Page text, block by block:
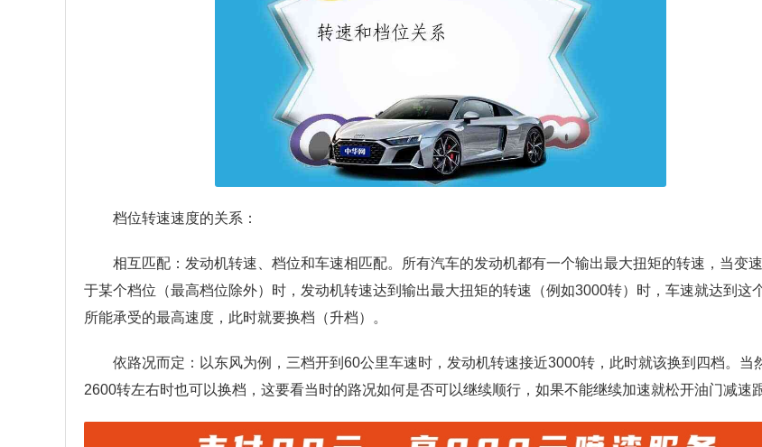
档位转速速度的关系：
相互匹配：发动机转速、档位和车速相匹配。所有汽车的发动机都有一个输出最大扭矩的转速，当变
于某个档位（最高档位除外）时，发动机转速达到输出最大扭矩的转速（例如3000转）时，车速就达到这
所能承受的最高速度，此时就要换档（升档）。
依路况而定：以东风为例，三档开到60公里车速时，发动机转速接近3000转，此时就该换到四档。当
2600转左右时也可以换档，这要看当时的路况如何是否可以继续顺行，如果不能继续加速就松开油门减速